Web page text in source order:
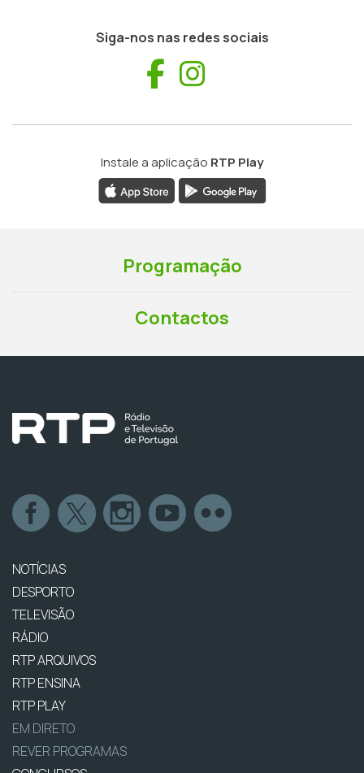
Siga-nos nas redes sociais
Facebook
Instale a aplicação RTP Play
Programação
Contactos
NOTÍCIAS
DESPORTO
TELEVISÃO
RÁDIO
RTP ARQUIVOS
RTP ENSINA
RTP PLAY
EM DIRETO
REVER PROGRAMAS